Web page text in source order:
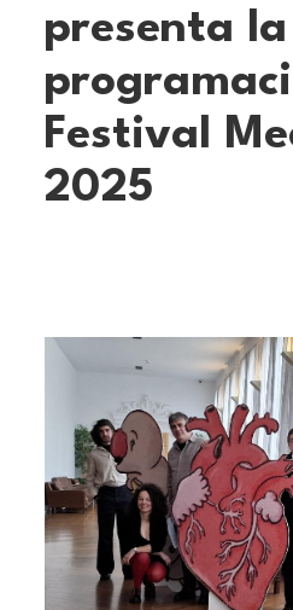
presenta la
Festival
2025